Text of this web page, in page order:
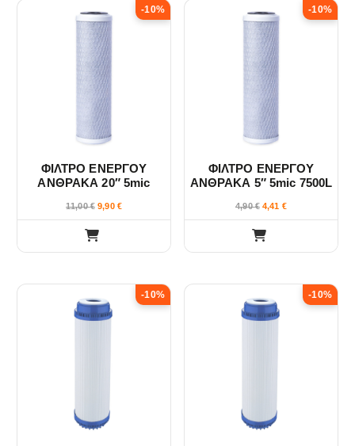
-10%
ΦΙΛΤΡΟ ΕΝΕΡΓΟΥ
ΑΝΘΡΑΚΑ 20″ 5mic
11,00€ 9,90 €
-10%
ΦΙΛΤΡΟ ΕΝΕΡΓΟΥ
ΑΝΘΡΑΚΑ 5″ 5mic 7500L
4,90€ 4,41 €
-10% -10%